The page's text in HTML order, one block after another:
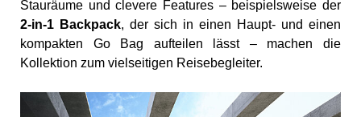
Stauräume und clevere Features – beispielsweise der
2-in-1 Backpack, der sich in einen Haupt- und einen
kompakten Go Bag aufteilen lässt – machen die
Kollektion zum vielseitigen Reisebegleiter.